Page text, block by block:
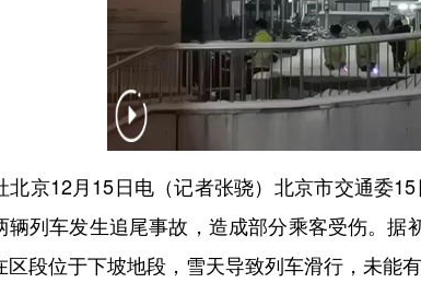
12月15日电（记者张骁）北京市交通委15
辆列车发生追尾事故，造成部分乘客受伤。据
区段位于下坡地段，雪天导致列车滑行，未能